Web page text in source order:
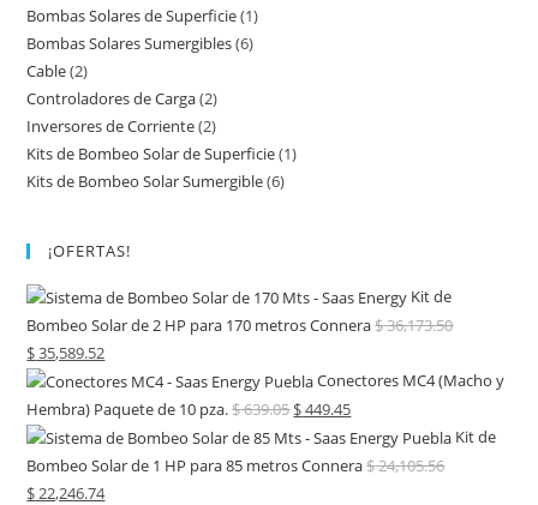
Bombas Solares de Superficie(1)
Bombas Solares Sumergibles(6)
Cable(2)
Controladores de Carga(2)
Inversores de Corriente(2)
Kits de Bombeo Solar de Superficie(1)
Kits de Bombeo Solar Sumergible(6)
¡OFERTAS!
Kit de
Bombeo Solar de 2 HP para 170 metros Connera$36,173.50
$35,589.52
Conectores MC4 (Macho y
Hembra) Paquete de 10 pza.$639.05$449.45
Kit de
Bombeo Solar de 1 HP para 85 metros Connera$24,105.56
$22,246.74